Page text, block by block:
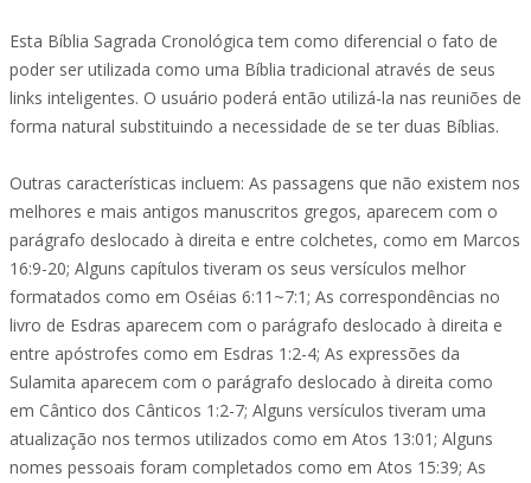
Esta Bíblia Sagrada Cronológica tem como diferencial o fato de
poder ser utilizada como uma Bíblia tradicional através de seus
links inteligentes. O usuário poderá então utilizá-la nas reuniões de
forma natural substituindo a necessidade de se ter duas Bíblias.
Outras características incluem: As passagens que não existem nos
melhores e mais antigos manuscritos gregos, aparecem com o
parágrafo deslocado à direita e entre colchetes, como em Marcos
16:9-20; Alguns capítulos tiveram os seus versículos melhor
formatados como em Oséias 6:11~7:1; As correspondências no
livro de Esdras aparecem com o parágrafo deslocado à direita e
entre apóstrofes como em Esdras 1:2-4; As expressões da
Sulamita aparecem com o parágrafo deslocado à direita como
em Cântico dos Cânticos 1:2-7; Alguns versículos tiveram uma
atualização nos termos utilizados como em Atos 13:01; Alguns
nomes pessoais foram completados como em Atos 15:39; As